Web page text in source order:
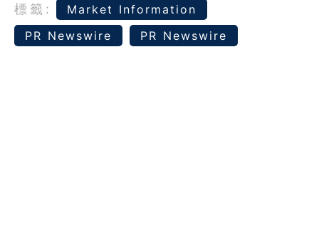
標籤:
Market Information
PR Newswire
PR Newswire